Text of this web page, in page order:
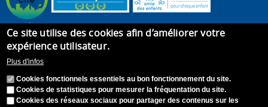
Ce site utilise des cookies afin d’améliorer votre
expérience utilisateur.
Plus d'infos
Cookies fonctionnels essentiels au bon fonctionnement du site.
Cookies de statistiques pour mesurer la fréquentation du site.
Cookies des réseaux sociaux pour partager des contenus sur les